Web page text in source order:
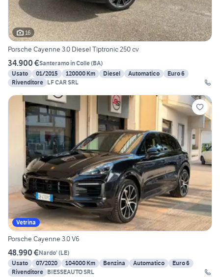
16
Porsche Cayenne 3.0 Diesel Tiptronic 250 cv
34.900 €Santeramo in Colle(BA)
Usato
01/2015 120000 Km Diesel Automatico
Euro 6
Rivenditore LF CAR SRL
Vetrina
Porsche Cayenne 3.0 V6
48.990 €Nardo' (LE)
Usato
07/2020 104000 Km Benzina Automatico
Euro 6
Rivenditore BIESSEAUTO SRL